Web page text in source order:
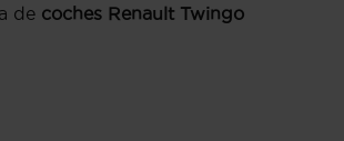
de coches Renault Twingo